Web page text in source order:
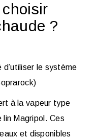
?
le système
à la vapeur type
lin Magripol. Ces
et disponibles